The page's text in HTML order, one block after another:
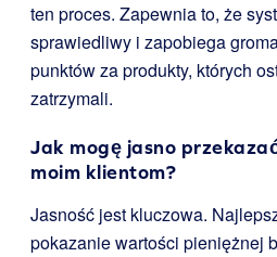
ten proces. Zapewnia to, że
sprawiedliwy i zapobiega
punktów za produkty, których
zatrzymali.
Jak mogę jasno
moim klientom?
Jasność jest kluczowa.
pokazanie wartości pieniężnej